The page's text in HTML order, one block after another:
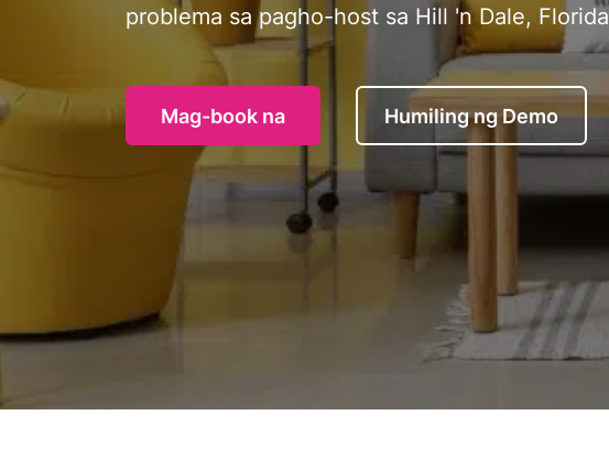
problema sa pagho-host sa Hill 'n Dale, Florida
Mag-book na Humiling ng Demo